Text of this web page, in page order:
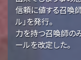
信頼に値する召喚
ル」を発行。
力を持つ召喚師の
ールを改定した。